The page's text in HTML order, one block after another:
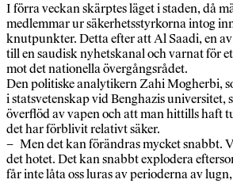
I förra veckan skärptes läget i staden, då
medlemmar ur säkerhetsstyrkorna intog
knutpunkter. Detta efter att Al Saadi, en
till en saudisk nyhetskanal och varnat för
mot det nationella övergångsrådet.
Den politiske analytikern Zahi Mogherbi,
i statsvetenskap vid Benghazis universitet,
överflöd av vapen och att man hittills haft
det har förblivit relativt säker.
– Men det kan förändras mycket snabbt.
det hotet. Det kan snabbt explodera
får inte låta oss luras av perioderna av